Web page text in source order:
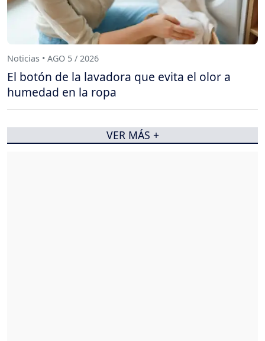
Noticias • AGO 5 / 2026
El botón de la lavadora que evita el olor a
humedad en la ropa
VER MÁS +